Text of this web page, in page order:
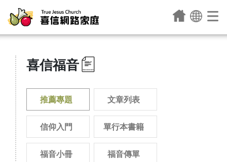
喜信福音
推薦專題 文章列表
信仰入門 單行本書籍
福音小冊 福音傳單